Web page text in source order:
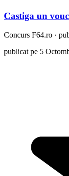
Castiga un
Concurs F64.ro ·
publicat pe 5